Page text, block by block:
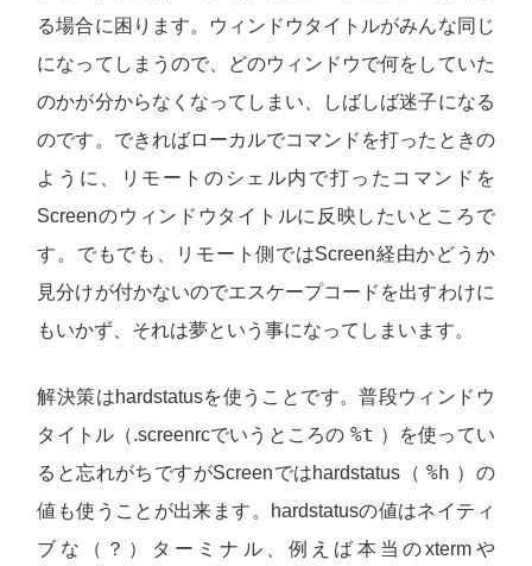
る場合に困ります。ウィンドウタイトルがみんな同じ
になってしまうので、どのウィンドウで何をしていた
のかが分からなくなってしまい、しばしば迷子になる
のです。できればローカルでコマンドを打ったときの
ように、リモートのシェル内で打ったコマンドを
Screenのウィンドウタイトルに反映したいところで
す。でもでも、リモート側ではScreen経由かどうか
見分けが付かないのでエスケープコードを出すわけに
もいかず、それは夢という事になってしまいます。
解決策はhardstatusを使うことです。普段ウィンドウ
タイトル（.screenrcでいうところの %t ）を使ってい
ると忘れがちですがScreenではhardstatus（ %h ）の
値も使うことが出来ます。hardstatusの値はネイティ
ブな（？）ターミナル、例えば本当のxtermや